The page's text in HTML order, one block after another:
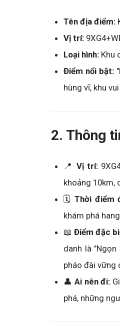
Tên địa điểm:
Vị trí:
Loại hình: Khu
Điểm nổi bật:
hùng vĩ, khu
2. Thông
📍 Vị trí:
khoảng 10km,
🗓️Thời điểm
khám phá
📖 Điểm đặc
danh là
pháo đài vững
👤Ai nên đi:
phá, những